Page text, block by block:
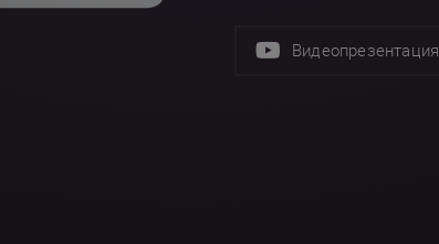
Видеопрезентация